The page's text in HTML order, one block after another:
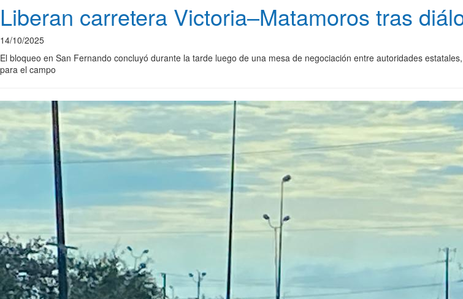
Liberan carretera Victoria–Matamoros tras
14/10/2025
El bloqueo en San Fernando concluyó durante la tarde luego de una mesa de negociación entre autoridades
para el campo